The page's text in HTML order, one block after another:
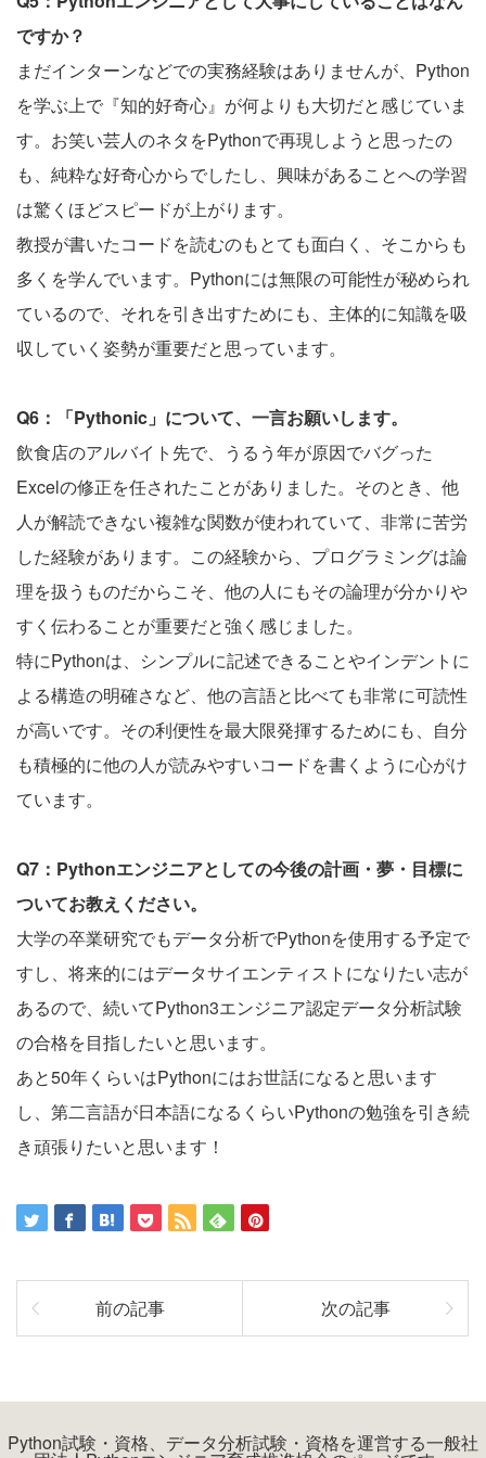
ですか？
まだインターンなどでの実務経験はありませんが、Python
を学ぶ上で『知的好奇心』が何よりも大切だと感じていま
す。お笑い芸人のネタをPythonで再現しようと思ったの
も、純粋な好奇心からでしたし、興味があることへの学習
は驚くほどスピードが上がります。
教授が書いたコードを読むのもとても面白く、そこからも
多くを学んでいます。Pythonには無限の可能性が秘められ
ているので、それを引き出すためにも、主体的に知識を吸
収していく姿勢が重要だと思っています。
Q6：「Pythonic」について、一言お願いします。
飲食店のアルバイト先で、うるう年が原因でバグった
Excelの修正を任されたことがありました。そのとき、他
人が解読できない複雑な関数が使われていて、非常に苦労
した経験があります。この経験から、プログラミングは論
理を扱うものだからこそ、他の人にもその論理が分かりや
すく伝わることが重要だと強く感じました。
特にPythonは、シンプルに記述できることやインデントに
よる構造の明確さなど、他の言語と比べても非常に可読性
が高いです。その利便性を最大限発揮するためにも、自分
も積極的に他の人が読みやすいコードを書くように心がけ
ています。
Q7：Pythonエンジニアとしての今後の計画・夢・目標に
ついてお教えください。
大学の卒業研究でもデータ分析でPythonを使用する予定で
すし、将来的にはデータサイエンティストになりたい志が
あるので、続いてPython3エンジニア認定データ分析試験
の合格を目指したいと思います。
あと50年くらいはPythonにはお世話になると思います
し、第二言語が日本語になるくらいPythonの勉強を引き続
き頑張りたいと思います！
前の記事 次の記事
Python試験・資格、データ分析試験・資格を運営する一般社